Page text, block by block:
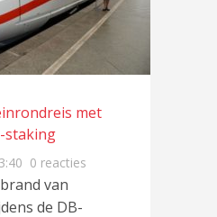
met
staking
0 reacties
van
de DB-